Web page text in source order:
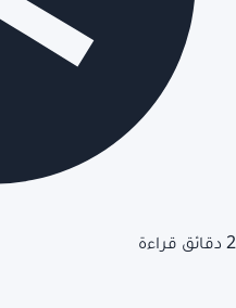
2 دقائق قراءة